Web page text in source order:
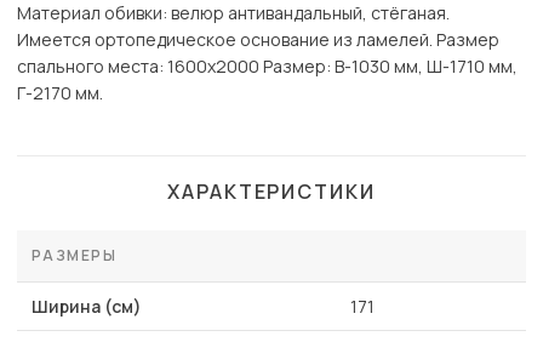
Материал обивки: велюр антивандальный, стёганая.
Имеется ортопедическое основание из ламелей. Размер
спального места: 1600х2000 Размер: В-1030 мм, Ш-1710 мм,
Г-2170 мм.
ХАРАКТЕРИСТИКИ
РАЗМЕРЫ
Ширина (см) 171